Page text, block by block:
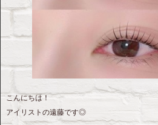
こんにちは！
アイリストの遠藤です◎